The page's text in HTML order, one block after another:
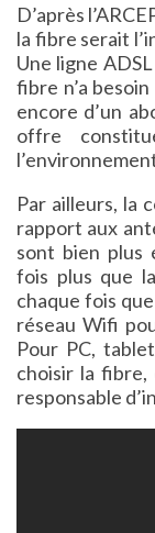
D’après
la fibre serait
Une ligne
fibre n’a
encore d’un
offre
Par ailleurs, la
rapport aux
sont bien plus
fois plus que
chaque fois
réseau Wifi
Pour PC,
choisir la fibre,
responsable